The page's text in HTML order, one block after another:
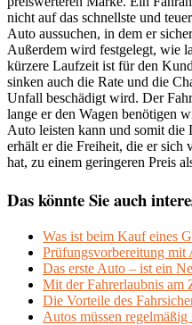
nicht auf das schnellste und
Auto aussuchen, in dem er
Außerdem wird festgelegt, wie
kürzere Laufzeit ist für den
sinken auch die Rate und die
Unfall beschädigt wird. Der
lange er den Wagen benötigen
Auto leisten kann und somit die
erhält er die Freiheit, die er sich
hat, zu einem geringeren Preis
Das könnte Sie auch
Was ist beim Kauf eines
Prüfungsvorbereitung mit
Das erste Auto – ist ein
Mit der Fahrerlaubnis am
Die Vorteile des
Autos müssen